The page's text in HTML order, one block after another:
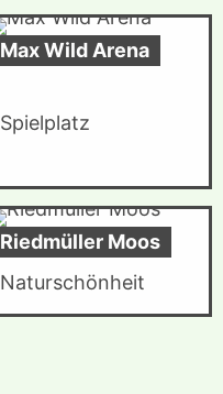
Max Wild Arena
Spielplatz
Riedmüller Moos
Naturschönheit